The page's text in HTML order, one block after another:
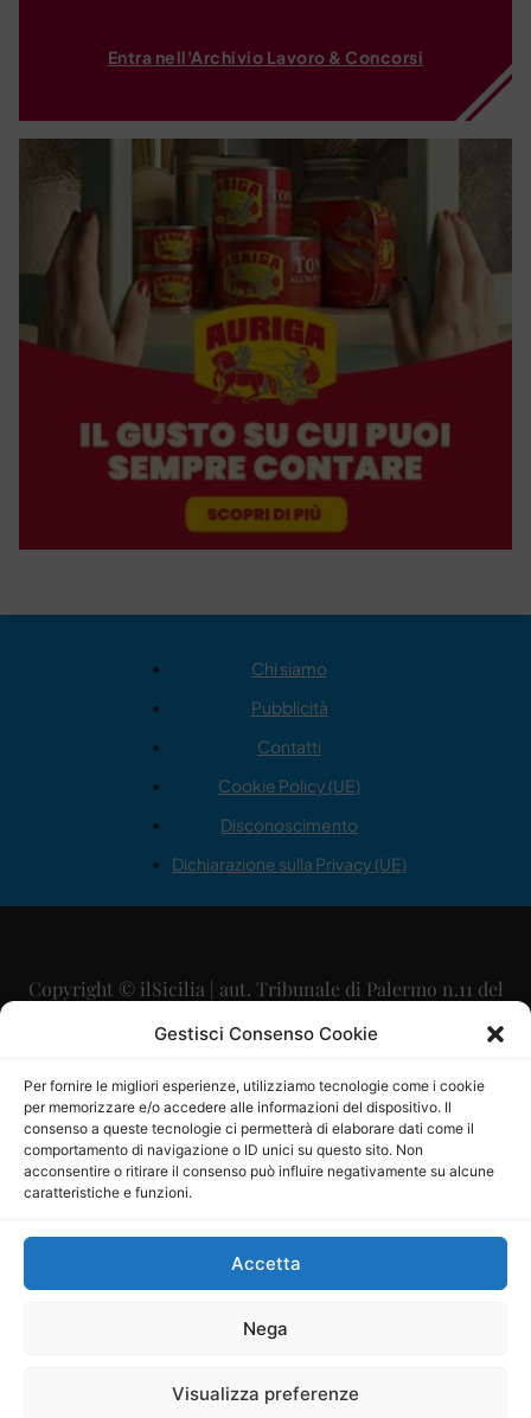
Gestisci Consenso Cookie
Per fornire le migliori esperienze, utilizziamo tecnologie come i cookie
per memorizzare e/o accedere alle informazioni del dispositivo. Il
consenso a queste tecnologie ci permetterà di elaborare dati come il
comportamento di navigazione o ID unici su questo sito. Non
acconsentire o ritirare il consenso può influire negativamente su alcune
caratteristiche e funzioni.
Accetta
Nega
Visualizza preferenze
Entra nell'Archivio Lavoro & Concorsi
Chi siamo
Pubblicità
Contatti
Cookie Policy (UE)
Disconoscimento
Dichiarazione sulla Privacy (UE)
Copyright © ilSicilia | aut. Tribunale di Palermo n.11 del
29/09/2015
Direttore Editoriale: Maurizio Scaglione
Direttore Responsabile: Maria Calabrese
P.IVA: 06334930820
Mercurio Comunicazione Società Cooperativa a r.l. è
iscritta al Registro degli Operatori di Comunicazione al
Sito gestito daLa Digitale srl–info@ladigitale.it